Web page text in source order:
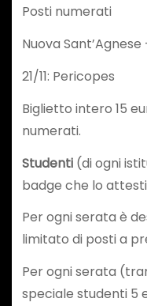
Posti numerati
Nuova
21/11: Pericopes
Biglietto intero 15
numerati.
Studenti(di ogni
badge che lo
Per ogni serata è
limitato di posti a
Per ogni serata
speciale studenti 5